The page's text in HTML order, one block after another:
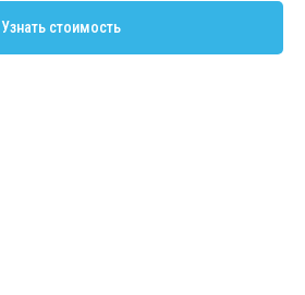
Узнать стоимость